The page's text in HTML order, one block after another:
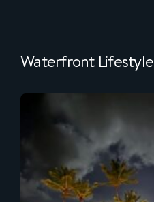
Waterfront Lifestyle